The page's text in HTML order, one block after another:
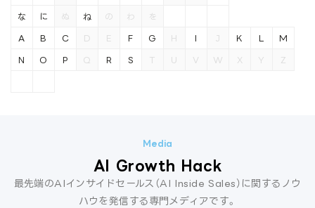
な に ぬ ね の わ を
A B C D E F G H I J K L M
N O P Q R S T U V W X Y Z
AI Growth Hack
最先端のAIインサイドセールス（AI Inside Sales）に関するノウ
ハウを発信する専門メディアです。